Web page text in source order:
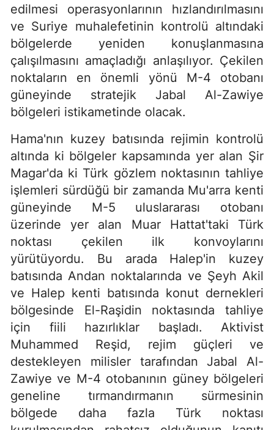
edilmesi operasyonlarının hızlandırılmasını
ve Suriye muhalefetinin kontrolü altındaki
bölgelerde yeniden konuşlanmasına
çalışılmasını amaçladığı anlaşılıyor. Çekilen
noktaların en önemli yönü M-4 otobanı
güneyinde stratejik Jabal Al-Zawiye
bölgeleri istikametinde olacak.
Hama'nın kuzey batısında rejimin kontrolü
altında ki bölgeler kapsamında yer alan Şir
Magar'da ki Türk gözlem noktasının tahliye
işlemleri sürdüğü bir zamanda Mu'arra kenti
güneyinde M-5 uluslararası otobanı
üzerinde yer alan Muar Hattat'taki Türk
noktası çekilen ilk konvoylarını
yürütüyordu. Bu arada Halep'in kuzey
batısında Andan noktalarında ve Şeyh Akil
ve Halep kenti batısında konut dernekleri
bölgesinde El-Raşidin noktasında tahliye
için fiili hazırlıklar başladı. Aktivist
Muhammed Reşid, rejim güçleri ve
destekleyen milisler tarafından Jabal Al-
Zawiye ve M-4 otobanının güney bölgeleri
geneline tırmandırmanın sürmesinin
bölgede daha fazla Türk noktası